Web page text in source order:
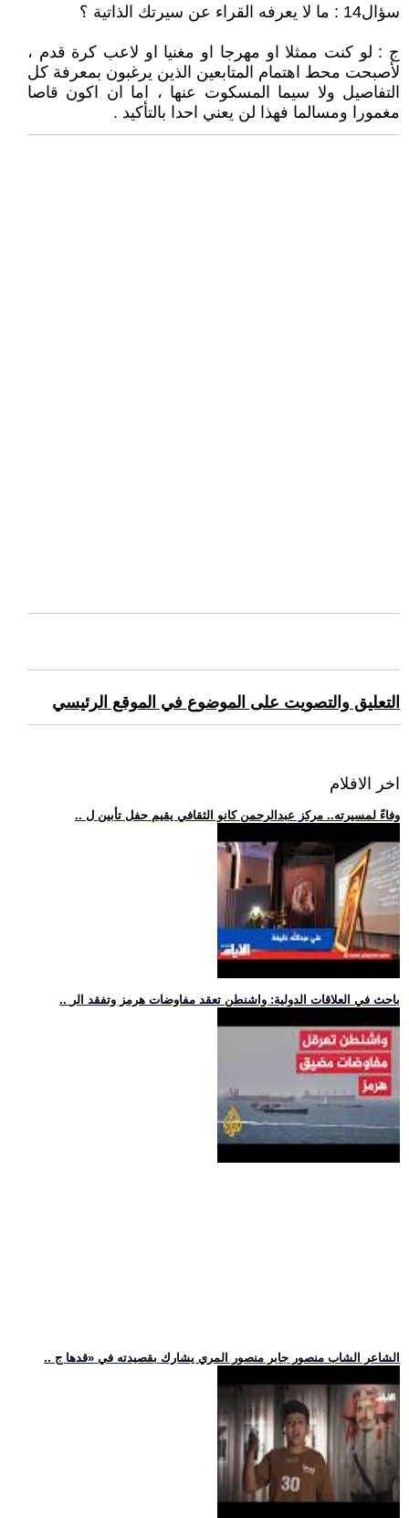
سؤال14 : ما لا يعرفه القراء عن سيرتك الذاتية ؟
ج : لو كنت ممثلا او مهرجا او مغنيا او لاعب كرة قدم ،
لأصبحت محط اهتمام المتابعين الذين يرغبون بمعرفة كل
التفاصيل ولا سيما المسكوت عنها ، اما ان اكون قاصا
مغمورا ومسالما فهذا لن يعني احدا بالتأكيد .
التعليق والتصويت على الموضوع في الموقع الرئيسي
اخر الافلام
.. وفاءً لمسيرته.. مركز عبدالرحمن كانو الثقافي يقيم حفل تأبين ل
.. باحث في العلاقات الدولية: واشنطن تعقد مفاوضات هرمز وتفقد الر
.. الشاعر الشاب منصور جابر منصور المري يشارك بقصيدته في «قدها ج